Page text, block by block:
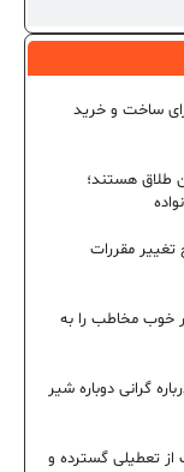
برای ساخت و خرید
طلاق هستند؛
تغییر مقررات
خوب مخاطب را به
گرانی دوباره شیر
از تعطیلی گسترده و